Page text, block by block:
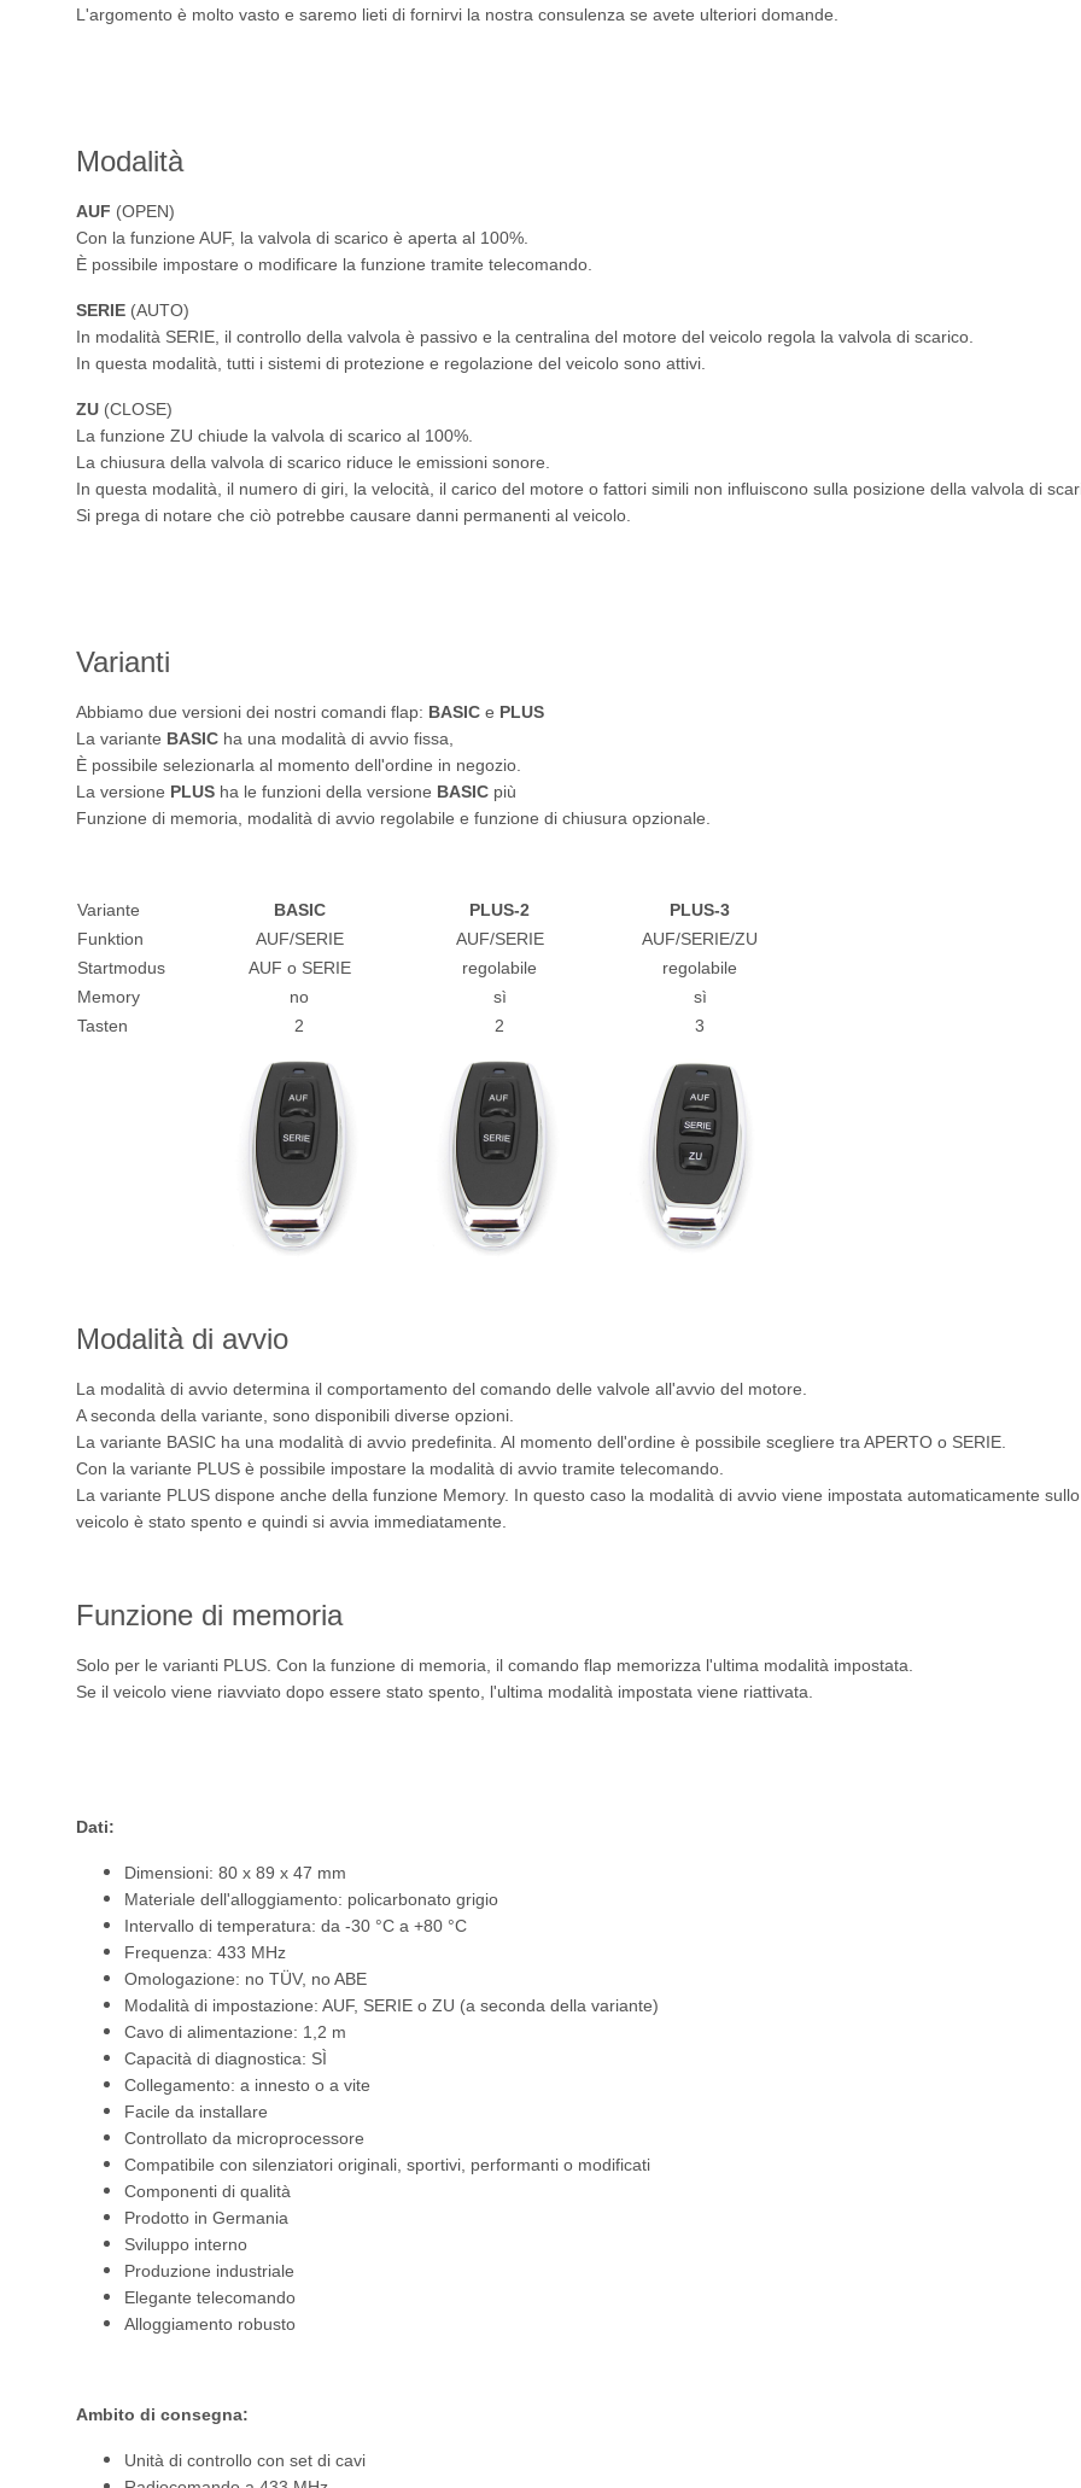
L'argomento è molto vasto e saremo lieti di fornirvi la nostra consulenza se avete ulteriori domande.
Modalità
AUF (OPEN)
Con la funzione AUF, la valvola di scarico è aperta al 100%.
È possibile impostare o modificare la funzione tramite telecomando.
SERIE (AUTO)
In modalità SERIE, il controllo della valvola è passivo e la centralina del motore del veicolo regola la valvola di scarico.
In questa modalità, tutti i sistemi di protezione e regolazione del veicolo sono attivi.
ZU (CLOSE)
La funzione ZU chiude la valvola di scarico al 100%.
La chiusura della valvola di scarico riduce le emissioni sonore.
In questa modalità, il numero di giri, la velocità, il carico del motore o fattori simili non influiscono sulla posizione della valvola di
Si prega di notare che ciò potrebbe causare danni permanenti al veicolo.
Varianti
Abbiamo due versioni dei nostri comandi flap: BASIC e PLUS
La variante BASIC ha una modalità di avvio fissa,
È possibile selezionarla al momento dell'ordine in negozio.
La versione PLUS ha le funzioni della versione BASIC più
Funzione di memoria, modalità di avvio regolabile e funzione di chiusura opzionale.
Variante BASIC PLUS-2
PLUS-3
Funktion
AUF/SERIE AUF/SERIE
AUF/SERIE/ZU
Startmodus
AUF o SERIE regolabile
regolabile
Memory
no sì
sì
Tasten
2 2 3
Modalità di avvio
La modalità di avvio determina il comportamento del comando delle valvole all'avvio del motore.
A seconda della variante, sono disponibili diverse opzioni.
La variante BASIC ha una modalità di avvio predefinita. Al momento dell'ordine è possibile scegliere tra APERTO o SERIE.
Con la variante PLUS è possibile impostare la modalità di avvio tramite telecomando.
La variante PLUS dispone anche della funzione Memory. In questo caso la modalità di avvio viene impostata automaticamente
veicolo è stato spento e quindi si avvia immediatamente.
Funzione di memoria
Solo per le varianti PLUS. Con la funzione di memoria, il comando flap memorizza l'ultima modalità impostata.
Se il veicolo viene riavviato dopo essere stato spento, l'ultima modalità impostata viene riattivata.
Dati:
Dimensioni: 80 x 89 x 47 mm
Materiale dell'alloggiamento: policarbonato grigio
Intervallo di temperatura: da -30 °C a +80 °C
Frequenza: 433 MHz
Omologazione: no TÜV, no ABE
Modalità di impostazione: AUF, SERIE o ZU (a seconda della variante)
Cavo di alimentazione: 1,2 m
Capacità di diagnostica: SÌ
Collegamento: a innesto o a vite
Facile da installare
Controllato da microprocessore
Compatibile con silenziatori originali, sportivi, performanti o modificati
Componenti di qualità
Prodotto in Germania
Sviluppo interno
Produzione industriale
Elegante telecomando
Alloggiamento robusto
Ambito di consegna:
Unità di controllo con set di cavi